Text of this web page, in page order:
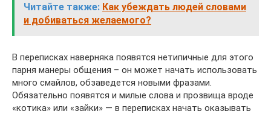
Читайте также: Как убеждать людей словами
и добиваться желаемого?
В переписках наверняка появятся нетипичные для этого
парня манеры общения – он может начать использовать
много смайлов, обзаведется новыми фразами.
Обязательно появятся и милые слова и прозвища вроде
«котика» или «зайки» — в переписках начать оказывать